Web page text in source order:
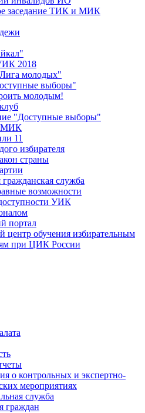
заседание ТИК и МИК
2018
молодых"
выборы"
молодым!
"Доступные выборы"
МИК
11
избирателя
страны
гражданская служба
возможности
УИК
портал
центр обучения избирательным
при ЦИК России
о контрольных и экспертно-
мероприятиях
служба
граждан